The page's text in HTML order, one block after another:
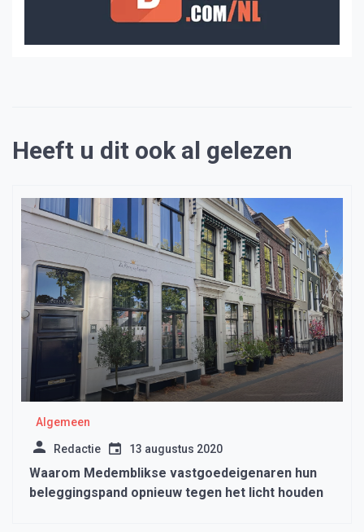
Heeft u dit ook al gelezen
Algemeen
Redactie 13 augustus 2020
Waarom Medemblikse vastgoedeigenaren hun
beleggingspand opnieuw tegen het licht houden